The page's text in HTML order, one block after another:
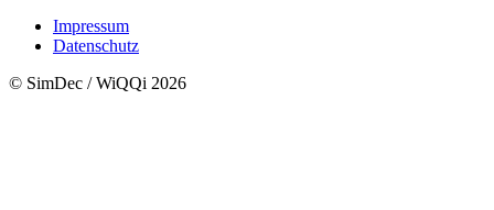
Impressum
Datenschutz
© SimDec / WiQQi 2026